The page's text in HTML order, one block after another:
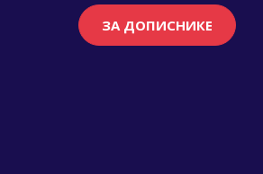
ЗА ДОПИСНИКЕ